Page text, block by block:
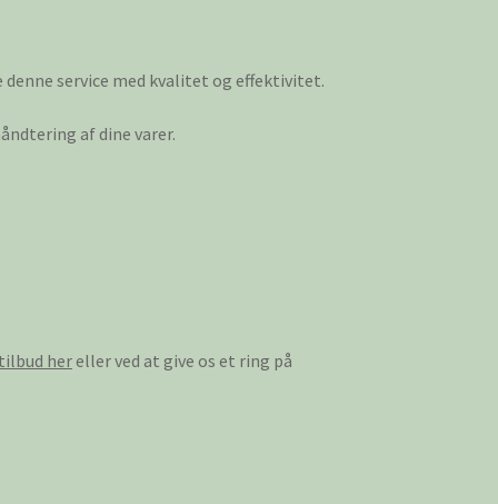
service med kvalitet og effektivitet.
af dine varer.
hereller ved at give os et ring på